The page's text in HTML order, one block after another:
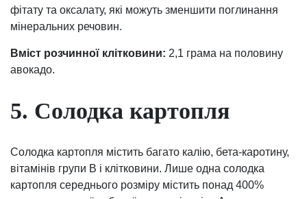
фітату та оксалату, які можуть зменшити поглинання
мінеральних речовин.
Вміст розчинної клітковини: 2,1 грама на половину
авокадо.
5. Солодка картопля
Солодка картопля містить багато калію, бета-каротину,
вітамінів групи В і клітковини. Лише одна солодка
картопля середнього розміру містить понад 400%